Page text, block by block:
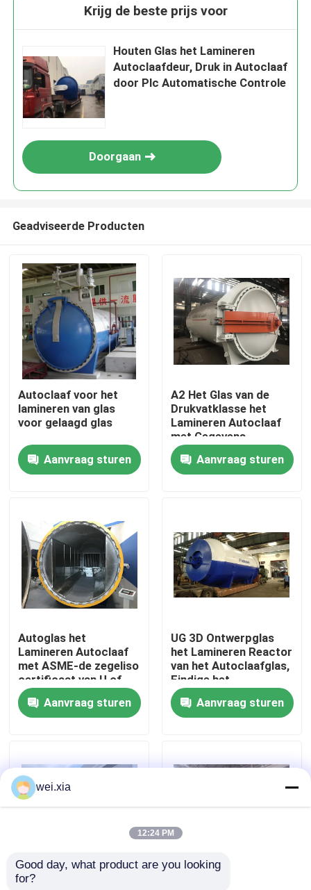
Producten
Video's
Fabriekstocht
Kwaliteitscontrole
Nieuws
AAC-Autoclaaf
Krijg de beste prijs voor
Houten Glas het Lamineren
Autoclaafdeur, Druk in Autoclaaf
door Plc Automatische Controle
Doorgaan
Geadviseerde Producten
Autoclaaf voor het
lamineren van glas
voor gelaagd glas
Aanvraag sturen
A2 Het Glas van de
Drukvatklasse het
Lamineren Autoclaaf
met Gegevens
Controle In real time
Aanvraag sturen
Autoglas het
Lamineren Autoclaaf
met ASME-de zegeliso
certificaat van U of
Ce-certificaat
Aanvraag sturen
UG 3D Ontwerpglas
het Lamineren Reactor
van het Autoclaafglas,
Eindige het
Elementenanalyse van
ANSYSAanvraag sturen
Pneumatisch Glas die
wei.xia
12:24 PM
Good day, what product are you looking
for?